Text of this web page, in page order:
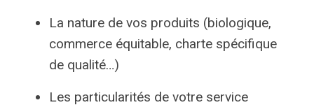
La nature de vos produits (biologique,
commerce équitable, charte spécifique
de qualité…)
Les particularités de votre service